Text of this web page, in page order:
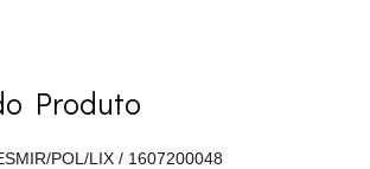
Produto
POL/LIX / 1607200048